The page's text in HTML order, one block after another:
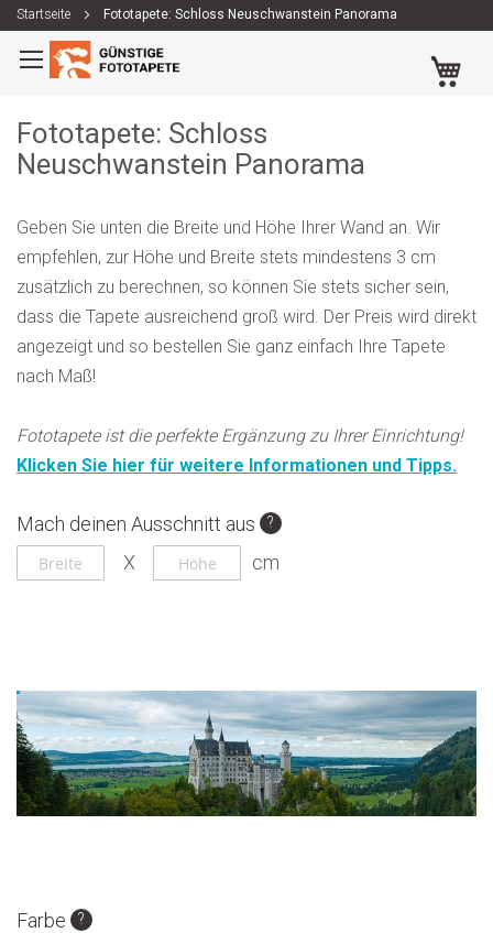
Startseite Fototapete: Schloss Neuschwanstein Panorama
Zum
Inhalt
springen
Fototapete: Schloss
Neuschwanstein Panorama
Mach deinen Ausschnitt aus
Farbe
Geben Sie unten die Breite und Höhe Ihrer Wand an. Wir
empfehlen, zur Höhe und Breite stets mindestens 3 cm
zusätzlich zu berechnen, so können Sie stets sicher sein,
dass die Tapete ausreichend groß wird. Der Preis wird direkt
angezeigt und so bestellen Sie ganz einfach Ihre Tapete
nach Maß!
Fototapete ist die perfekte Ergänzung zu Ihrer Einrichtung!
Klicken Sie hier für weitere Informationen und Tipps.
Ende
der
Bildgalerie
Anfang
der
Bildgalerie